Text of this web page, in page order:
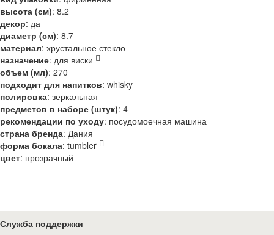
высота (см): 8.2
декор: да
диаметр (см): 8.7
материал: хрустальное стекло
назначение: для виски
объем (мл): 270
подходит для напитков: whisky
полировка: зеркальная
предметов в наборе (штук): 4
рекомендации по уходу: посудомоечная машина
страна бренда: Дания
форма бокала: tumbler
цвет: прозрачный
Служба поддержки